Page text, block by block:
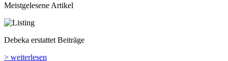
Meistgelesene Artikel
Debeka erstattet Beiträge
> weiterlesen